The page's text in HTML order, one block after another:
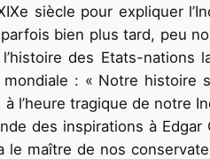
siècle pour expliquer
bien plus tard, peu
des Etats-nations
: « Notre histoire
l’heure tragique de notre
des inspirations à
maître de nos